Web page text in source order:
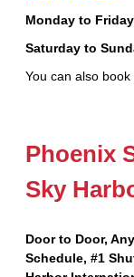
Monday to
Saturday to
You can also
Phoenix
Sky
Door to Door,
Schedule, #1